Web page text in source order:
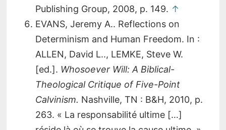
Publishing Group, 2008, p. 149. ↑
EVANS, Jeremy A.. Reflections on
Determinism and Human Freedom. In :
ALLEN, David L.., LEMKE, Steve W.
[ed.]. Whosoever Will: A Biblical-
Theological Critique of Five-Point
Calvinism. Nashville, TN : B&H, 2010, p.
263. « La responsabilité ultime […]